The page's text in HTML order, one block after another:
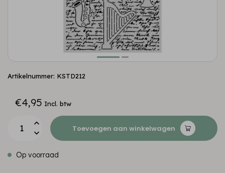
Artikelnummer: KSTD212
€4,95 Incl. btw
Toevoegen aan winkelwagen
Op voorraad